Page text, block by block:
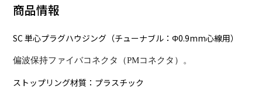
商品情報
SC 単心プラグハウジング（チューナブル：Φ0.9mm心線用）
偏波保持ファイバコネクタ（PMコネクタ）。
ストップリング材質：プラスチック